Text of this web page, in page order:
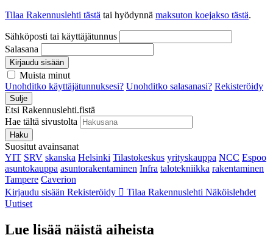
Tilaa Rakennuslehti tästä tai hyödynnä maksuton koejakso tästä.
Sähköposti tai käyttäjätunnus
Salasana
Kirjaudu sisään
Muista minut
Unohditko käyttäjätunnuksesi? Unohditko salasanasi? Rekisteröidy
Sulje
Etsi Rakennuslehti.fistä
Hae tältä sivustolta
Haku
Suositut avainsanat
YIT SRV skanska Helsinki Tilastokeskus yrityskauppa NCC Espoo
asuntokauppa asuntorakentaminen Infra talotekniikka rakentaminen
Tampere Caverion
Kirjaudu sisään Rekisteröidy Tilaa Rakennuslehti Näköislehdet
Uutiset
Lue lisää näistä aiheista